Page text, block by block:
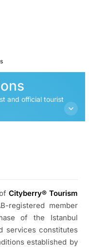
and official tourist
ofCityberry® Tourism
registered member
of the Istanbul
services constitutes
established by